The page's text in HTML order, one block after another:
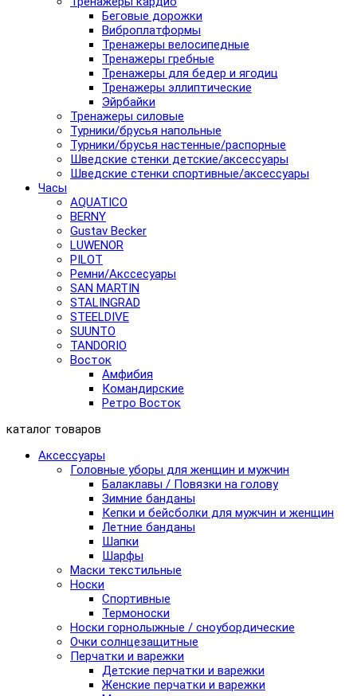
Беговые дорожки
Виброплатформы
Тренажеры велосипедные
Тренажеры гребные
Тренажеры для бедер и ягодиц
Тренажеры эллиптические
Эйрбайки
Тренажеры силовые
Турники/брусья напольные
Турники/брусья настенные/распорные
Шведские стенки детские/аксессуары
Шведские стенки спортивные/аксессуары
Часы
AQUATICO
BERNY
Gustav Becker
LUWENOR
PILOT
Pемни/Акссесуары
SAN MARTIN
STALINGRAD
STEELDIVE
SUUNTO
TANDORIO
Восток
Амфибия
Командирские
Ретро Восток
каталог товаров
Аксессуары
Головные уборы для женщин и мужчин
Балаклавы / Повязки на голову
Зимние банданы
Кепки и бейсболки для мужчин и женщин
Летние банданы
Шапки
Шарфы
Маски текстильные
Носки
Спортивные
Термоноски
Носки горнолыжные / сноубордические
Очки солнцезащитные
Перчатки и варежки
Детские перчатки и варежки
Женские перчатки и варежки